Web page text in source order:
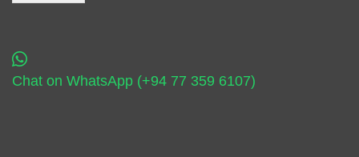
Chat on WhatsApp (+94 77 359 6107)